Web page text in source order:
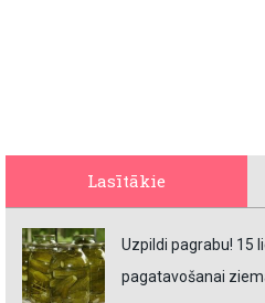
Lasītākie
Uzpildi pagrabu! 15
pagatavošanai